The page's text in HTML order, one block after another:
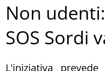
Non
SOS Sordi
L'iniziativa